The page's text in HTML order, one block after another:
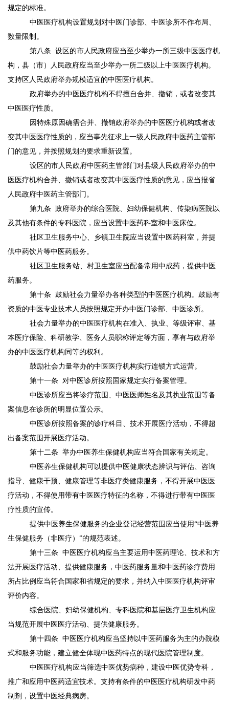
规定的标准。
中医医疗机构设置规划对中医门诊部、中医诊所不作布局、
数量限制。
第八条 设区的市人民政府应当至少举办一所三级中医医疗机
构，县（市）人民政府应当至少举办一所二级以上中医医疗机构。
支持区人民政府举办规模适宜的中医医疗机构。
政府举办的中医医疗机构不得擅自合并、撤销，或者改变其
中医医疗性质。
因特殊原因确需合并、撤销政府举办的中医医疗机构或者改
变其中医医疗性质的，应当事先征求上一级人民政府中医药主管部
门的意见，并按照规划的要求重新设置。
设区的市人民政府中医药主管部门对县级人民政府举办的中
医医疗机构合并、撤销或者改变其中医医疗性质的意见，应当报省
人民政府中医药主管部门。
第九条 政府举办的综合医院、妇幼保健机构、传染病医院以
及其他有条件的专科医院，应当设置中医药科室和中医床位。
社区卫生服务中心、乡镇卫生院应当设置中医药科室，并提
供中药饮片等中医药服务。
社区卫生服务站、村卫生室应当配备常用中成药，提供中医
药服务。
第十条 鼓励社会力量举办各种类型的中医医疗机构。鼓励有
资质的中医专业技术人员按照规定开办中医门诊部、中医诊所。
社会力量举办的中医医疗机构在准入、执业、等级评审、基
本医疗保险、科研教学、医务人员职称评定等方面，享有与政府举
办的中医医疗机构同等的权利。
鼓励社会力量举办的中医医疗机构实行连锁方式运营。
第十一条 对中医诊所按照国家规定实行备案管理。
中医诊所应当将诊疗范围、中医医师姓名及其执业范围等备
案信息在诊所的明显位置公示。
中医诊所按照备案的诊疗科目、技术开展医疗活动，不得超
出备案范围开展医疗活动。
第十二条 举办中医养生保健机构应当符合国家有关规定。
中医养生保健机构可以提供中医健康状态辨识与评估、咨询
指导、健康干预、健康管理等非医疗类健康服务，不得开展中医医
疗活动，不得使用带有中医医疗特征的名称，不得进行带有中医医
疗性质的宣传。
提供中医养生保健服务的企业登记经营范围应当使用“中医养
生保健服务（非医疗）”的规范表述。
第十三条 中医医疗机构应当主要运用中医药理论、技术和方
法开展医疗活动、提供健康服务，中医药服务量和中医药诊疗费用
所占比例应当符合国家和省规定的要求，并纳入中医医疗机构评审
评价内容。
综合医院、妇幼保健机构、专科医院和基层医疗卫生机构应
当规范开展中医医疗活动、提供健康服务。
第十四条 中医医疗机构应当坚持以中医药服务为主的办院模
式和服务功能，建立健全体现中医药特点的现代医院管理制度。
中医医疗机构应当筛选中医优势病种，建设中医优势专科，
推广和应用中医药适宜技术。支持有条件的中医医疗机构研发中药
制剂，设置中医经典病房。